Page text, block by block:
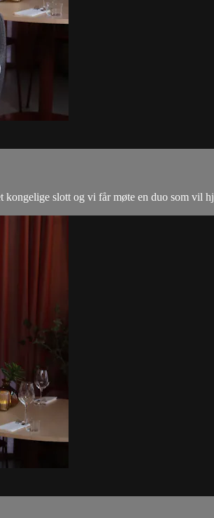
slott og vi får møte en duo som vil